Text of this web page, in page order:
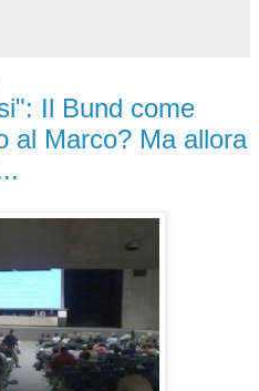
Il Bund come
al Marco? Ma allora